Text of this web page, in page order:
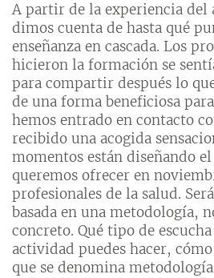
A partir de la experiencia del
dimos cuenta de hasta qué
enseñanza en cascada. Los
hicieron la formación se
para compartir después lo
de una forma beneficiosa
hemos entrado en contacto
recibido una acogida
momentos están diseñando
queremos ofrecer en
profesionales de la salud.
basada en una metodología,
concreto. Qué tipo de
actividad puedes hacer,
que se denomina